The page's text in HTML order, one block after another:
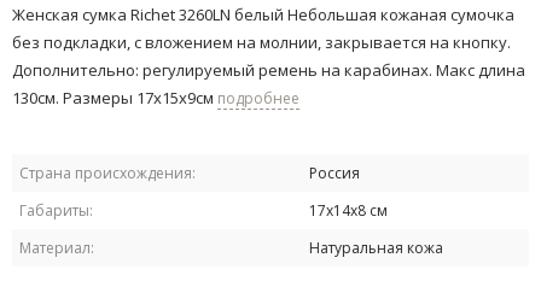
Женская сумка Richet 3260LN белый Небольшая кожаная сумочка
без подкладки, с вложением на молнии, закрывается на кнопку.
Дополнительно: регулируемый ремень на карабинах. Макс длина
130см. Размеры 17х15х9см подробнее
Страна происхождения:
Россия
Габариты:
17х14х8 см
Материал:
Натуральная кожа